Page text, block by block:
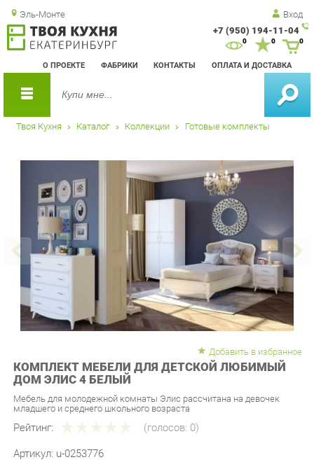
Эль-Монте Вход
+7 (950) 194-11-04
О ПРОЕКТЕ ФАБРИКИ КОНТАКТЫ ОПЛАТА И ДОСТАВКА
0 0
Твоя Кухня Каталог Коллекции Готовые комплекты
КОМПЛЕКТ МЕБЕЛИ ДЛЯ ДЕТСКОЙ ЛЮБИМЫЙ
ДОМ ЭЛИС 4 БЕЛЫЙ
Мебель для молодежной комнаты Элис рассчитана на девочек
Рейтинг: (голосов:0)
Артикул: u-0253776